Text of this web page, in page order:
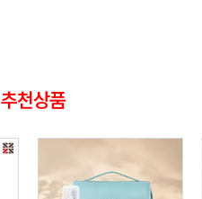
추천상품